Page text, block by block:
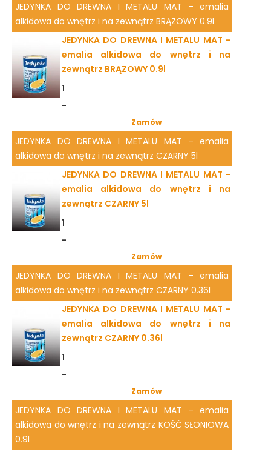
JEDYNKA DO DREWNA I METALU MAT - emalia
alkidowa do wnętrz i na zewnątrz BRĄZOWY 0.9l
JEDYNKA DO DREWNA I METALU MAT -
emalia alkidowa do wnętrz i na
zewnątrz BRĄZOWY 0.9l
1
-
Zamów
JEDYNKA DO DREWNA I METALU MAT - emalia
alkidowa do wnętrz i na zewnątrz CZARNY 5l
JEDYNKA DO DREWNA I METALU MAT -
emalia alkidowa do wnętrz i na
zewnątrz CZARNY 5l
1
-
Zamów
JEDYNKA DO DREWNA I METALU MAT - emalia
alkidowa do wnętrz i na zewnątrz CZARNY 0.36l
JEDYNKA DO DREWNA I METALU MAT -
emalia alkidowa do wnętrz i na
zewnątrz CZARNY 0.36l
1
-
Zamów
JEDYNKA DO DREWNA I METALU MAT - emalia
alkidowa do wnętrz i na zewnątrz KOŚĆ SŁONIOWA
0.9l